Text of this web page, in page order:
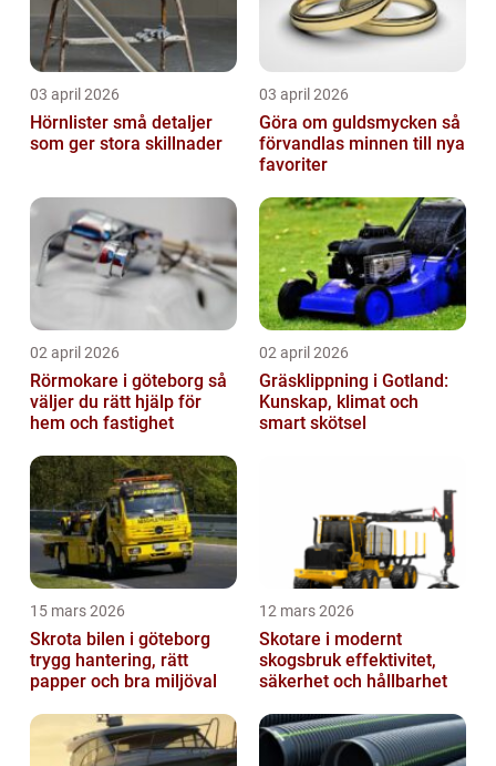
03 april 2026
Hörnlister små detaljer
som ger stora skillnader
03 april 2026
Göra om guldsmycken så
förvandlas minnen till nya
favoriter
02 april 2026
Rörmokare i göteborg så
väljer du rätt hjälp för
hem och fastighet
02 april 2026
Gräsklippning i Gotland:
Kunskap, klimat och
smart skötsel
15 mars 2026
Skrota bilen i göteborg
trygg hantering, rätt
papper och bra miljöval
12 mars 2026
Skotare i modernt
skogsbruk effektivitet,
säkerhet och hållbarhet